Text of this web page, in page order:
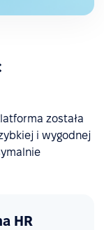
została
i wygodnej
HR